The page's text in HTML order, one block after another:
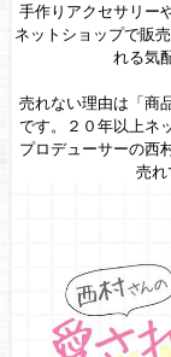
手作りアクセサリー
ネットショップで販
れる気
売れない理由は「商
です。２０年以上ネ
プロデューサーの西
売れ